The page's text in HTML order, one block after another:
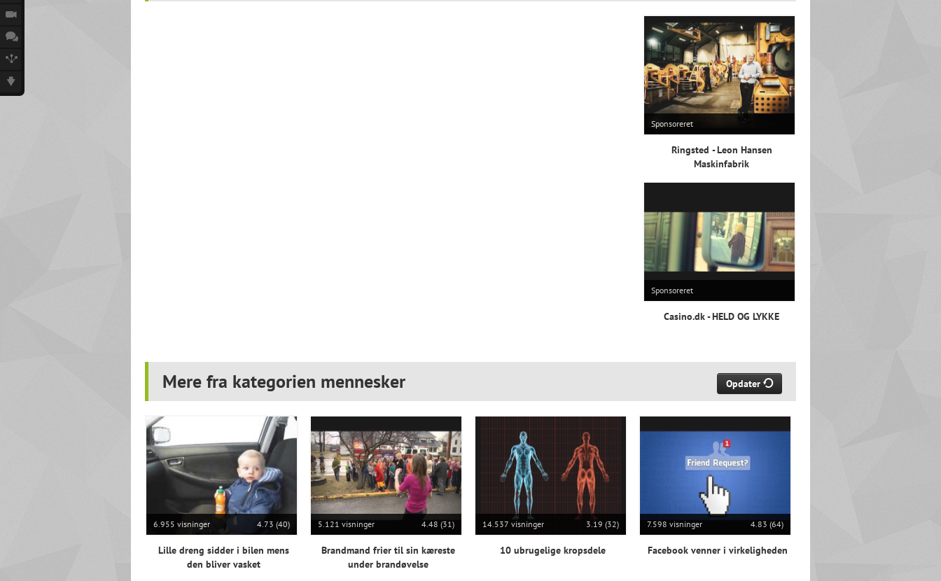
Sponsoreret
Ringsted - Leon Hansen
Maskinfabrik
Sponsoreret
Casino.dk - HELD OG LYKKE
Mere fra kategorien mennesker Opdater
6.955 visninger 4.73 (40)
Lille dreng sidder i bilen mens
den bliver vasket
5.121 visninger 4.48 (31)
Brandmand frier til sin kæreste
under brandøvelse
14.537 visninger 3.19 (32)
10 ubrugelige kropsdele
7.598 visninger 4.83 (64)
Facebook venner i virkeligheden